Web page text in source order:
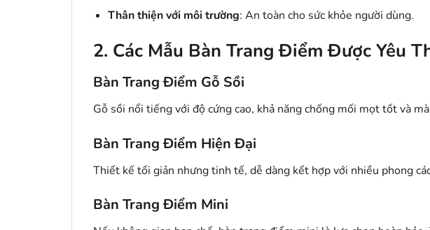
Thân thiện với môi trường: An toàn cho sức khỏe người dùng.
2. Các Mẫu Bàn Trang Điểm Được Yêu
Bàn Trang Điểm Gỗ Sồi
Gỗ sồi nổi tiếng với độ cứng cao, khả năng chống mối mọt tốt và
Bàn Trang Điểm Hiện Đại
Thiết kế tối giản nhưng tinh tế, dễ dàng kết hợp với nhiều phong
Bàn Trang Điểm Mini